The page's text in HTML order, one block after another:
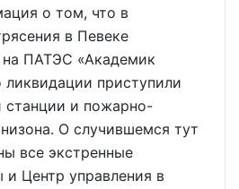
о том, что в
в Певеке
ПАТЭС «Академик
приступили
станции и пожарно-
О случившемся тут
все экстренные
и Центр управления в